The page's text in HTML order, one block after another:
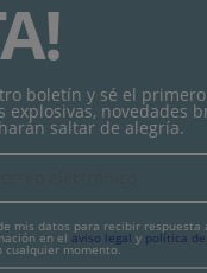
boletín y sé el
explosivas, novedades
saltar de alegría.
mis datos para recibir respuesta
en el aviso legal y política
cualquier momento.